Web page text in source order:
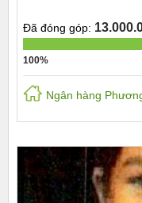
Đã đóng góp:
100%
Ngân hàng